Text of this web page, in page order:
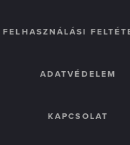
FELHASZNÁLÁSI
ADATVÉDELEM
KAPCSOLAT